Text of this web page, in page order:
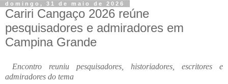
domingo, 31 de maio de 2026
Cariri Cangaço 2026 reúne
pesquisadores e admiradores em
Campina Grande
Encontro reuniu pesquisadores, historiadores, escritores e
admiradores do tema